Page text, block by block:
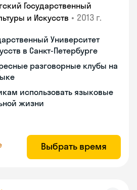
Государственный
и Искусств • 2013 г.
Университет
в Санкт-Петербурге
разговорные клубы на
использовать языковые
жизни
Выбрать время